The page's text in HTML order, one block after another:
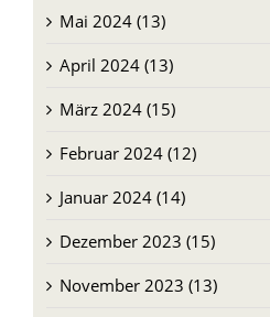
Mai 2024 (13)
April 2024 (13)
März 2024 (15)
Februar 2024 (12)
Januar 2024 (14)
Dezember 2023 (15)
November 2023 (13)